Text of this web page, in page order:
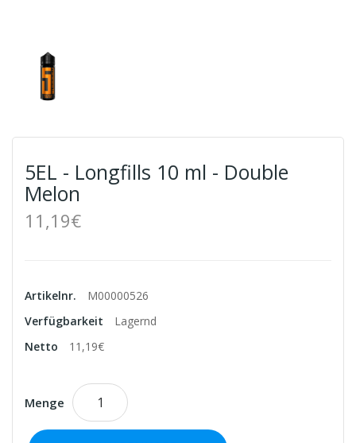
5EL - Longfills 10 ml - Double
Melon
11,19€
Artikelnr.
M00000526
Verfügbarkeit
Lagernd
Netto
11,19€
Menge